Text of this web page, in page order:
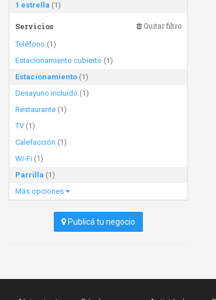
1 estrella (1)
Servicios Quitar filtro
Teléfono (1)
Estacionamiento cubierto (1)
Estacionamiento (1)
Desayuno incluido (1)
Restaurante (1)
TV (1)
Calefacción (1)
Wi-Fi (1)
Parrilla (1)
Más opciones
Publicá tu negocio